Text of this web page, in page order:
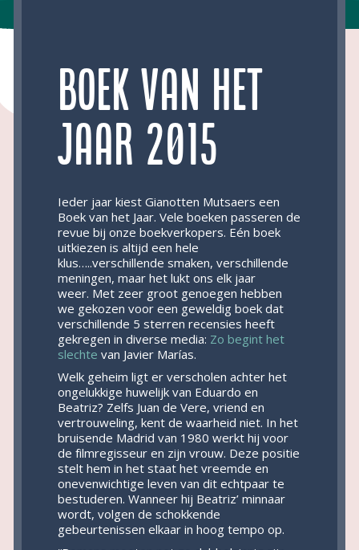
Boek van het
Jaar 2015
Ieder jaar kiest Gianotten Mutsaers een
Boek van het Jaar. Vele boeken passeren de
revue bij onze boekverkopers. Eén boek
uitkiezen is altijd een hele
klus…..verschillende smaken, verschillende
meningen, maar het lukt ons elk jaar
weer. Met zeer groot genoegen hebben
we gekozen voor een geweldig boek dat
verschillende 5 sterren recensies heeft
gekregen in diverse media: Zo begint het
slechte van Javier Marías.
Welk geheim ligt er verscholen achter het
ongelukkige huwelijk van Eduardo en
Beatriz? Zelfs Juan de Vere, vriend en
vertrouweling, kent de waarheid niet. In het
bruisende Madrid van 1980 werkt hij voor
de filmregisseur en zijn vrouw. Deze positie
stelt hem in het staat het vreemde en
onevenwichtige leven van dit echtpaar te
bestuderen. Wanneer hij Beatriz’ minnaar
wordt, volgen de schokkende
gebeurtenissen elkaar in hoog tempo op.